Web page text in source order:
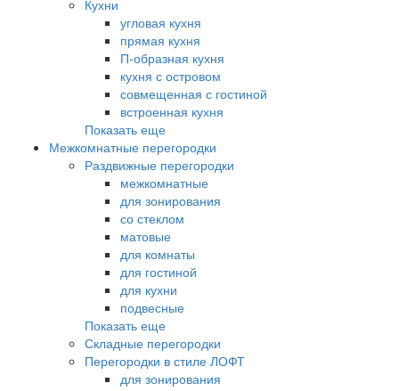
Кухни
угловая кухня
прямая кухня
П-образная кухня
кухня с островом
совмещенная с гостиной
встроенная кухня
Показать еще
Межкомнатные перегородки
Раздвижные перегородки
межкомнатные
для зонирования
со стеклом
матовые
для комнаты
для гостиной
для кухни
подвесные
Показать еще
Складные перегородки
Перегородки в стиле ЛОФТ
для зонирования